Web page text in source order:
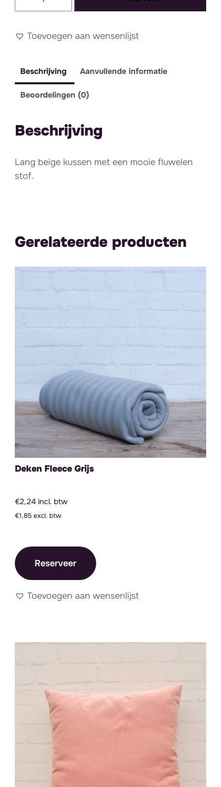
langToevoegen aan wensenlijst
Beschrijving Aanvullende informatie
Beoordelingen (0)
Beschrijving
Lang beige kussen met een mooie fluwelen
stof.
Gerelateerde producten
Deken Fleece Grijs
€2,24 incl. btw
€1,85 excl. btw
Reserveer
Toevoegen aan wensenlijst